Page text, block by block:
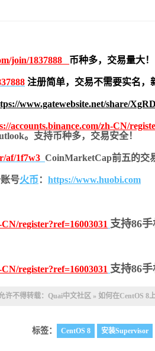
join/1837888 币种多，交易量大！
注册简单，交易不需要实名，
www.gatewebsite.net/share/
accounts.binance.com/zh-CN/
。支持币种多，交易安全！
af/1f7w3 CoinMarketCap前五的交
号火币 ： https://www.huobi.com
register?ref=16003031 支持86手
register?ref=16003031 支持86手
许不得转载： Quai中文社区» 如何在CentOS 8
标签： CentOS 8 安装Supervisor